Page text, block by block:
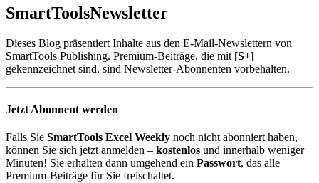
SmartToolsNewsletter
Dieses Blog präsentiert Inhalte aus den E-Mail-Newslettern von
SmartTools Publishing. Premium-Beiträge, die mit [S+]
gekennzeichnet sind, sind Newsletter-Abonnenten vorbehalten.
Jetzt Abonnent werden
Falls Sie SmartTools Excel Weekly noch nicht abonniert haben,
können Sie sich jetzt anmelden – kostenlos und innerhalb weniger
Minuten! Sie erhalten dann umgehend ein Passwort, das alle
Premium-Beiträge für Sie freischaltet.